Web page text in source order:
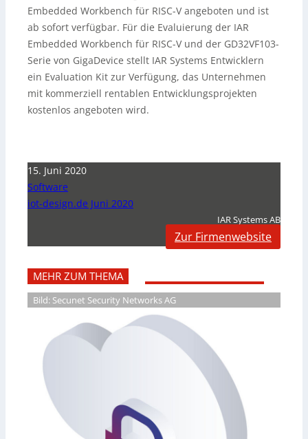
Embedded Workbench für RISC-V angeboten und ist
ab sofort verfügbar. Für die Evaluierung der IAR
Embedded Workbench für RISC-V und der GD32VF103-
Serie von GigaDevice stellt IAR Systems Entwicklern
ein Evaluation Kit zur Verfügung, das Unternehmen
mit kommerziell rentablen Entwicklungsprojekten
kostenlos angeboten wird.
15. Juni 2020
Software
iot-design.de Juni 2020
IAR Systems AB
Zur Firmenwebsite
MEHR ZUM THEMA
Bild: Secunet Security Networks AG